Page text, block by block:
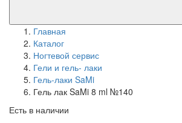
Главная
Каталог
Ногтевой сервис
Гели и гель- лаки
Гель-лаки SaMi
Гель лак SaMi 8 ml №140
Есть в наличии